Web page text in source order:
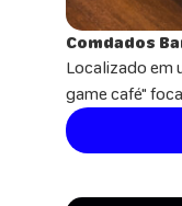
Comdados
Localizado em
game café"